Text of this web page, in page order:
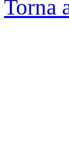
Torna